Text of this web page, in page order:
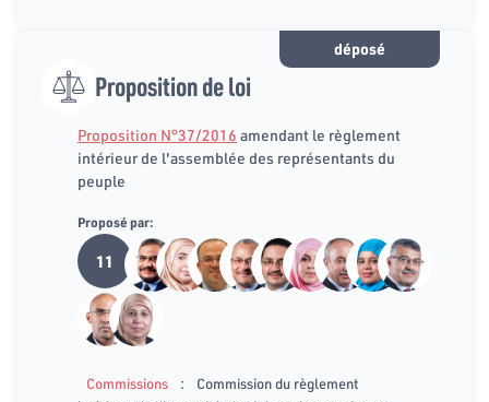
déposé
Proposition de loi
Proposition N°37/2016 amendant le règlement
intérieur de l'assemblée des représentants du
peuple
Proposé par:
11
Commissions :
Commission du règlement